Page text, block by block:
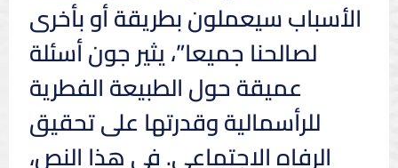
الأسباب سيعملون بطريقة أو بأخرى
لصالحنا جميعا”، يثير جون أسئلة
عميقة حول الطبيعة الفطرية
للرأسمالية وقدرتها على تحقيق
الرفاه الاجتماعي. في هذا النص،